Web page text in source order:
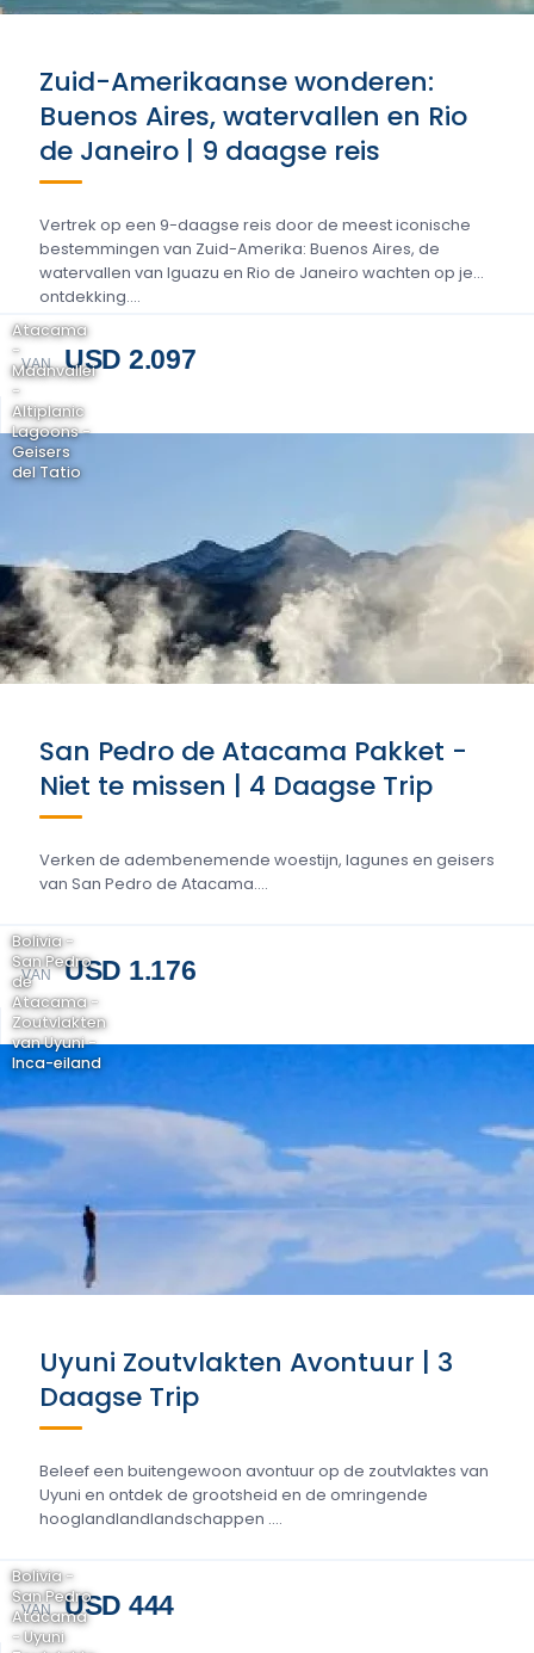
Zuid-Amerikaanse wonderen:
Buenos Aires, watervallen en Rio
de Janeiro | 9 daagse reis
Vertrek op een 9-daagse reis door de meest iconische
bestemmingen van Zuid-Amerika: Buenos Aires, de
watervallen van Iguazu en Rio de Janeiro wachten op je
ontdekking....
VAN USD 2.097
Atacama
-
Maanvallei
-
Altiplanic
Lagoons -
Geisers
del Tatio
San Pedro de Atacama Pakket -
Niet te missen | 4 Daagse Trip
Verken de adembenemende woestijn, lagunes en geisers
van San Pedro de Atacama....
VAN USD 1.176
Bolivia -
San Pedro
de
Atacama -
Zoutvlakten
van Uyuni -
Inca-eiland
Uyuni Zoutvlakten Avontuur | 3
Daagse Trip
Beleef een buitengewoon avontuur op de zoutvlaktes van
Uyuni en ontdek de grootsheid en de omringende
hooglandlandlandschappen ....
VAN USD 444
Bolivia -
San Pedro
Atacama
- Uyuni